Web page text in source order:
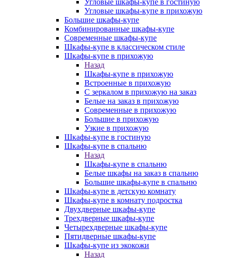
Угловые шкафы-купе в гостиную
Угловые шкафы-купе в прихожую
Большие шкафы-купе
Комбинированные шкафы-купе
Современные шкафы-купе
Шкафы-купе в классическом стиле
Шкафы-купе в прихожую
Назад
Шкафы-купе в прихожую
Встроенные в прихожую
С зеркалом в прихожую на заказ
Белые на заказ в прихожую
Современные в прихожую
Большие в прихожую
Узкие в прихожую
Шкафы-купе в гостиную
Шкафы-купе в спальню
Назад
Шкафы-купе в спальню
Белые шкафы на заказ в спальню
Большие шкафы-купе в спальню
Шкафы-купе в детскую комнату
Шкафы-купе в комнату подростка
Двухдверные шкафы-купе
Трехдверные шкафы-купе
Четырехдверные шкафы-купе
Пятидверные шкафы-купе
Шкафы-купе из экокожи
Назад